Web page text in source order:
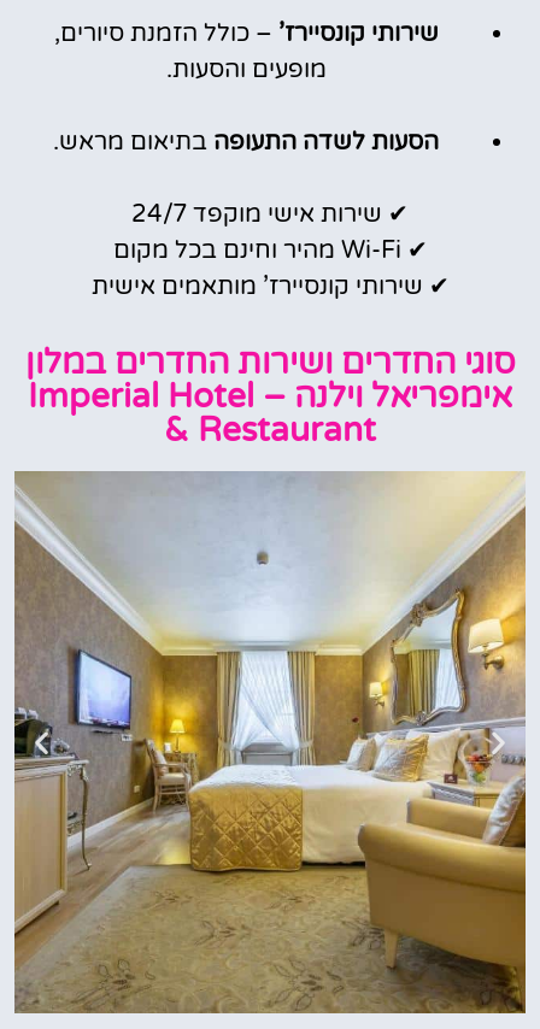
שירותי קונסיירז’ – כולל הזמנת סיורים,
מופעים והסעות.
הסעות לשדה התעופה בתיאום מראש.
✔ שירות אישי מוקפד 24/7
✔ Wi-Fi מהיר וחינם בכל מקום
✔ שירותי קונסיירז’ מותאמים אישית
סוגי החדרים ושירות החדרים במלון
אימפריאל וילנה – Imperial Hotel
& Restaurant